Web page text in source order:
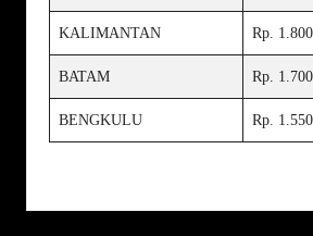
KALIMANTAN Rp.
BATAM Rp.
BENGKULU Rp.